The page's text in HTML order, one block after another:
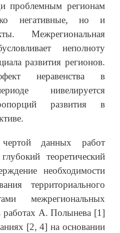
проблемным регионам
негативные, но и
Межрегиональная
неполноту
развития регионов.
неравенства в
нивелируется
развития в
чертой данных работ
теоретический
необходимости
территориального
межрегиональных
работах А. Полынева [1]
[2, 4] на основании